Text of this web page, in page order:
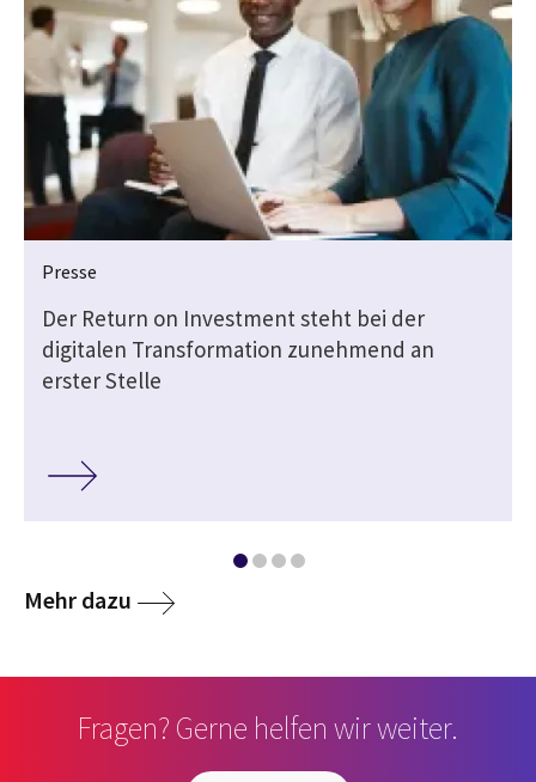
Presse
Der Return on Investment steht bei der
digitalen Transformation zunehmend an
erster Stelle
Mehr dazu
Fragen? Gerne helfen wir weiter.